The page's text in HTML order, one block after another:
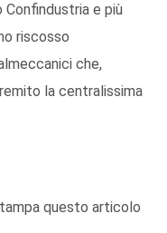
e più
riscosso
che,
la centralissima
questo articolo